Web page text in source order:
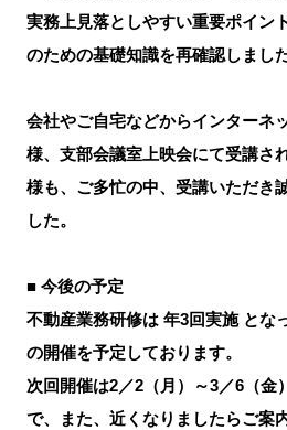
実務上見落としやすい重要ポイン
のための基礎知識を再確認しました
会社やご自宅などからインターネ
様、支部会議室上映会にて受講さ
様も、ご多忙の中、受講いただき
した。
■ 今後の予定
不動産業務研修は 年3回実施 とな
の開催を予定しております。
次回開催は2／2（月）～3／6（金
で、また、近くなりましたらご案